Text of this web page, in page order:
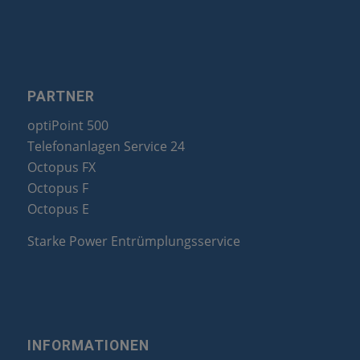
PARTNER
optiPoint 500
Telefonanlagen Service 24
Octopus FX
Octopus F
Octopus E
Starke Power Entrümplungsservice
INFORMATIONEN